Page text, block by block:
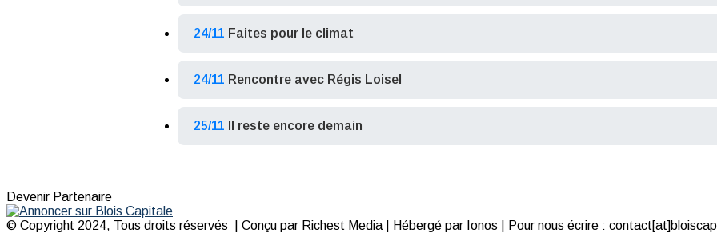
24/11 Faites pour le climat
24/11 Rencontre avec Régis Loisel
25/11 Il reste encore demain
Devenir Partenaire
© Copyright 2024, Tous droits réservés | Conçu par Richest Media | Hébergé par Ionos | Pour nous écrire :